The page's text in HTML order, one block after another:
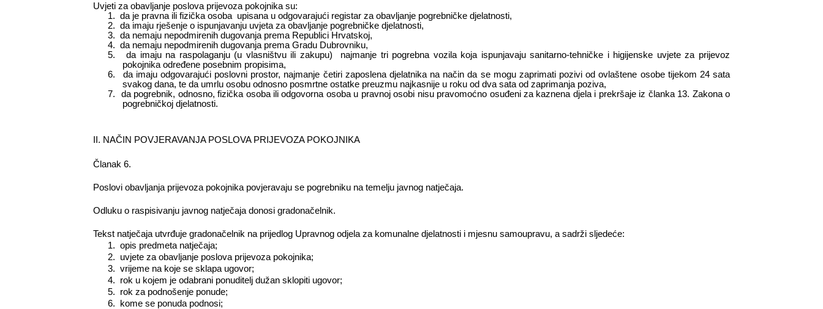
Uvjeti za obavljanje poslova prijevoza pokojnika su:
1. da je pravna ili fizička osoba upisana u odgovarajući registar za obavljanje pogrebničke djelatnosti,
2. da imaju rješenje o ispunjavanju uvjeta za obavljanje pogrebničke djelatnosti,
3. da nemaju nepodmirenih dugovanja prema Republici Hrvatskoj,
4. da nemaju nepodmirenih dugovanja prema Gradu Dubrovniku,
5.
da imaju na raspolaganju (u vlasništvu ili zakupu) najmanje tri pogrebna vozila koja ispunjavaju sanitarno-tehničke i higijenske uvjete za prijevoz
pokojnika određene posebnim propisima,
6.
da imaju odgovarajući poslovni prostor, najmanje četiri zaposlena djelatnika na način da se mogu zaprimati pozivi od ovlaštene osobe tijekom 24 sata
svakog dana, te da umrlu osobu odnosno posmrtne ostatke preuzmu najkasnije u roku od dva sata od zaprimanja poziva,
7.
dapogrebnik, odnosno, fizička osoba ili odgovorna osoba u pravnoj osobi nisu pravomoćno osuđeni za kaznena djela i prekršaje iz članka 13. Zakona o
pogrebničkoj djelatnosti.
II. NAČIN POVJERAVANJA POSLOVA PRIJEVOZA POKOJNIKA
Članak 6.
Poslovi obavljanja prijevoza pokojnika povjeravaju se pogrebniku na temelju javnog natječaja.
Odluku o raspisivanju javnog natječaja donosi gradonačelnik.
Tekst natječaja utvrđuje gradonačelnik na prijedlog Upravnog odjela za komunalne djelatnosti i mjesnu samoupravu, a sadrži sljedeće:
1. opis predmeta natječaja;
2.
uvjete za obavljanje poslova prijevoza pokojnika;
3. vrijeme na koje se sklapa ugovor;
4.
rok u kojem je odabrani ponuditelj dužan sklopiti ugovor;
5.
rok za podnošenje ponude;
6.
kome se ponuda podnosi;